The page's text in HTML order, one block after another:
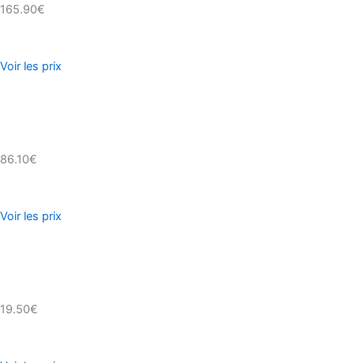
165.90€
Voir les prix
86.10€
Voir les prix
19.50€